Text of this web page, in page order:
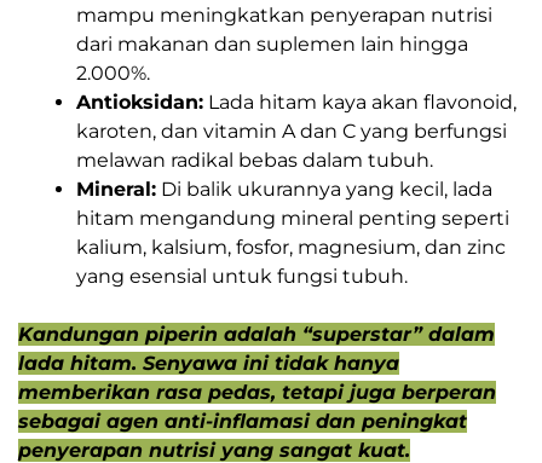
mampu meningkatkan penyerapan nutrisi
dari makanan dan suplemen lain hingga
2.000%.
Antioksidan: Lada hitam kaya akan flavonoid,
karoten, dan vitamin A dan C yang berfungsi
melawan radikal bebas dalam tubuh.
Mineral: Di balik ukurannya yang kecil, lada
hitam mengandung mineral penting seperti
kalium, kalsium, fosfor, magnesium, dan zinc
yang esensial untuk fungsi tubuh.
Kandungan piperin adalah “superstar” dalam
lada hitam. Senyawa ini tidak hanya
memberikan rasa pedas, tetapi juga berperan
sebagai agen anti-inflamasi dan peningkat
penyerapan nutrisi yang sangat kuat.